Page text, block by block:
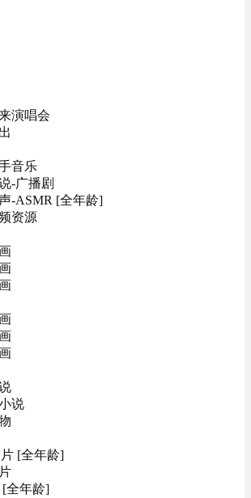
演唱会
音乐
-广播剧
-ASMR [全年龄]
资源
说
[全年龄]
全年龄]